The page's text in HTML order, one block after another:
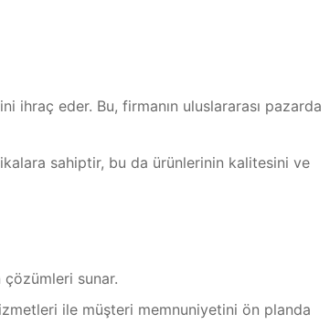
ihraç eder. Bu, firmanın uluslararası pazarda
sahiptir, bu da ürünlerinin kalitesini ve
sunar.
ile müşteri memnuniyetini ön planda